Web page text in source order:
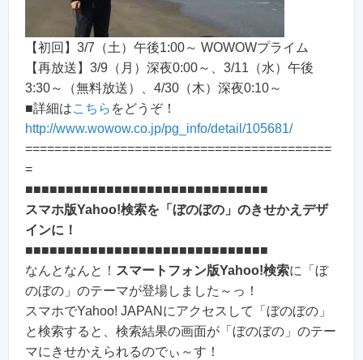
【初回】3/7（土）午後1:00～ WOWOWプライム
【再放送】3/9（月）深夜0:00～、3/11（水）午後
3:30～（無料放送）、4/30（木）深夜0:10～
■詳細はこちら をどうぞ！
http://www.wowow.co.jp/pg_info/detail/105681/
==========================================
=
■■■■■■■■■■■■■■■■■■■■■■■■■■■■■■
スマホ版Yahoo!検索を「ぼのぼの」のきせかえデザ
インに！
■■■■■■■■■■■■■■■■■■■■■■■■■■■■■■
なんとなんと！ スマートフォン版Yahoo!検索に「ぼ
のぼの」のテーマが登場しました～っ！
スマホでYahoo! JAPANにアクセスして「ぼのぼの」
と検索すると、検索結果の画面が「ぼのぼの」のテー
マにきせかえられるのでぃ～す！